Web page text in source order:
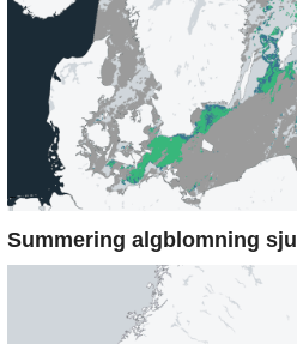
Summering algblomning